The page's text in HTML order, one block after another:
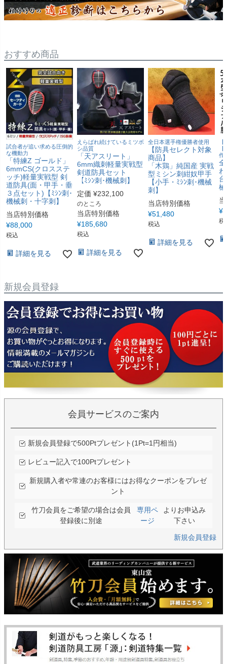
おすすめ商品
試合者が追い求める圧倒的
な機動力
「特練Z ゴールド」
6mmCS(クロスステ
ッチ)軽量実戦型 剣
道防具(面・甲手・垂
３点セット)【ﾐｼﾝ刺･
機械刺・十字刺】
当店特別価格
¥88,000
税込
詳細を見る
えらばれ続けているミツボ
シ品質
「天アスリート」
6mm織刺軽量実戦型
剣道防具セット
【ﾐｼﾝ刺･機械刺】
定価 ¥232,100
のところ
当店特別価格
¥185,680
税込
詳細を見る
全日本選手権優勝者使用
【防具セレクト対象
商品】
「木鶏」純国産 実戦
型ミシン刺紺奴甲手
【小手・ﾐｼﾝ刺･機械
刺】
当店特別価格
¥51,480
税込
詳細を見る
作
¥
税
新規会員登録
会員サービスのご案内
新規会員登録で500Ptプレゼント(1Pt=1円相当)
レビュー記入で100Ptプレゼント
新規購入者や常連のお客様にはお得なクーポンをプレゼ
ント
竹刀会員をご希望の場合は会員
登録後に別途
専用ペ
ージ
よりお申込み
下さい
新規会員登録